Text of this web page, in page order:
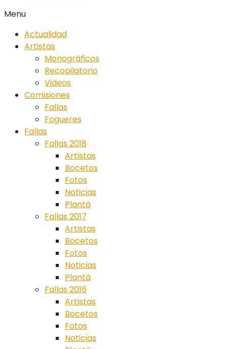
Menu
Actualidad
Artistas
Monográficos
Recopilatorio
Videos
Comisiones
Fallas
Fogueres
Fallas
Fallas 2018
Artistas
Bocetos
Fotos
Noticias
Plantá
Fallas 2017
Artistas
Bocetos
Fotos
Noticias
Plantà
Fallas 2016
Artistas
Bocetos
Fotos
Noticias